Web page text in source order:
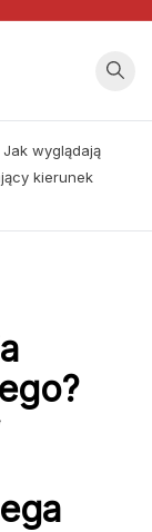
Jak wyglądają
kierunek